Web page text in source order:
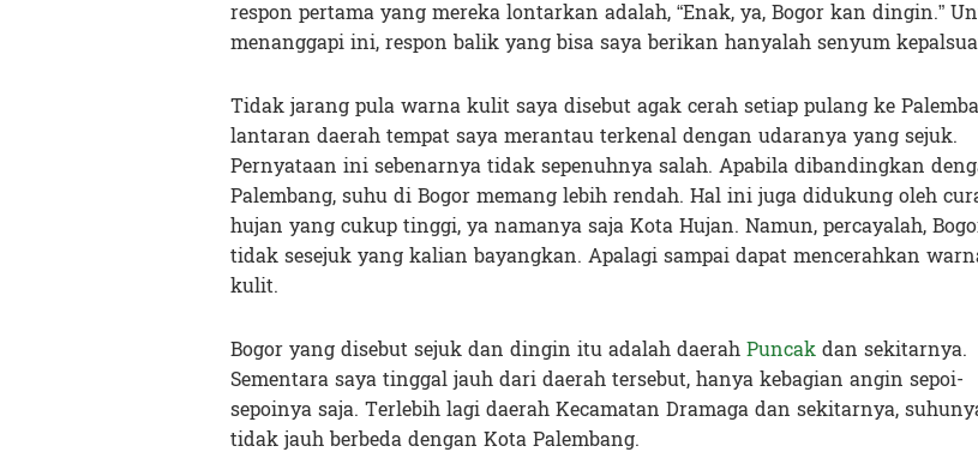
respon pertama yang mereka lontarkan adalah, “Enak, ya, Bogor kan dingin.”
menanggapi ini, respon balik yang bisa saya berikan hanyalah senyum
Tidak jarang pula warna kulit saya disebut agak cerah setiap pulang ke
lantaran daerah tempat saya merantau terkenal dengan udaranya yang sejuk.
Pernyataan ini sebenarnya tidak sepenuhnya salah. Apabila dibandingkan
Palembang, suhu di Bogor memang lebih rendah. Hal ini juga didukung oleh
hujan yang cukup tinggi, ya namanya saja Kota Hujan. Namun, percayalah,
tidak sesejuk yang kalian bayangkan. Apalagi sampai dapat mencerahkan
kulit.
Bogor yang disebut sejuk dan dingin itu adalah daerahPuncakdan sekitarnya.
Sementara saya tinggal jauh dari daerah tersebut, hanya kebagian angin sepoi-
sepoinya saja. Terlebih lagi daerah Kecamatan Dramaga dan sekitarnya,
tidak jauh berbeda dengan Kota Palembang.